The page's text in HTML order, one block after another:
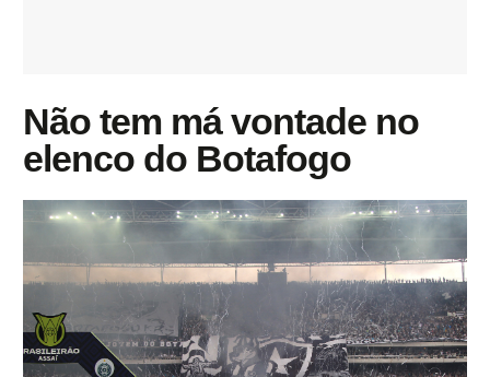
Não tem má vontade no
elenco do Botafogo